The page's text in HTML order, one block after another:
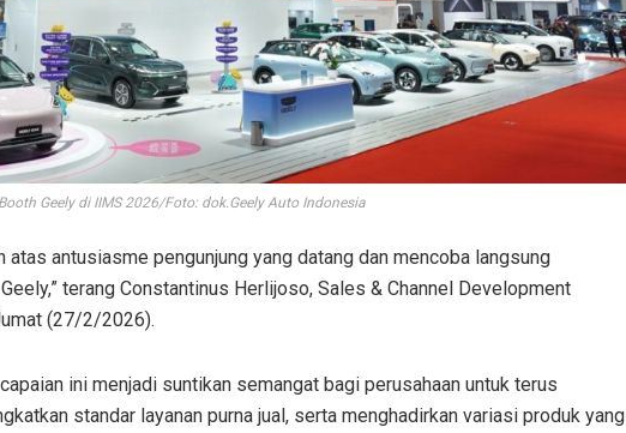
Booth Geely di IIMS 2026/Foto: dok.Geely Auto Indonesia
atas antusiasme pengunjung yang datang dan mencoba langsung
terang Constantinus Herlijoso, Sales & Channel Development
(27/2/2026).
ini menjadi suntikan semangat bagi perusahaan untuk terus
standar layanan purna jual, serta menghadirkan variasi produk yang